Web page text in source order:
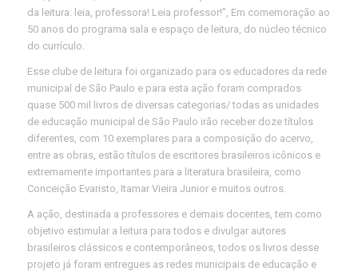
da leitura: leia, professora! Leia professor!”, Em comemoração ao
50 anos do programa sala e espaço de leitura, do núcleo técnico
do currículo.
Esse clube de leitura foi organizado para os educadores da rede
municipal de São Paulo e para esta ação foram comprados
quase 500 mil livros de diversas categorias/ todas as unidades
de educação municipal de São Paulo irão receber doze títulos
diferentes, com 10 exemplares para a composição do acervo,
entre as obras, estão títulos de escritores brasileiros icônicos e
extremamente importantes para a literatura brasileira, como
Conceição Evaristo, Itamar Vieira Junior e muitos outros.
A ação, destinada a professores e demais docentes, tem como
objetivo estimular a leitura para todos e divulgar autores
brasileiros clássicos e contemporâneos, todos os livros desse
projeto já foram entregues as redes municipais de educação e